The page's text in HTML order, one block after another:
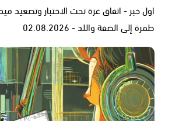
اول خبر - اتفاق غزة تحت الاختبار وتصعيد
طمرة إلى الضفة واللد - 02.08.2026